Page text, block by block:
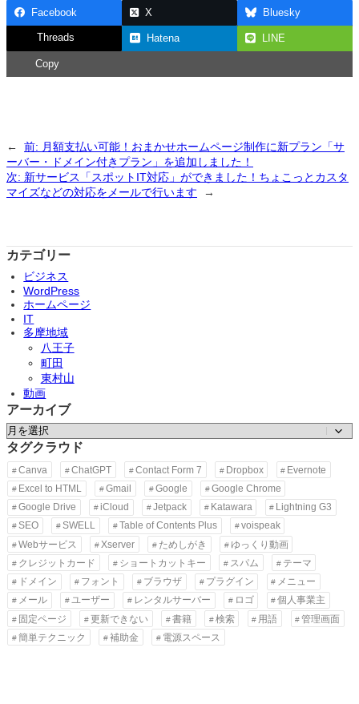
Facebook X Bluesky
Threads Hatena LINE
Copy
← 前: 月額支払い可能！おまかせホームページ制作に新プラン「サ
ーバー・ドメイン付きプラン」を追加しました！
次: 新サービス「スポットIT対応」ができました！ちょこっとカスタ
マイズなどの対応をメールで行います
→
カテゴリー
ビジネス
WordPress
ホームページ
IT
多摩地域
八王子
町田
東村山
動画
アーカイブ
ア
ー
カ
イ
ブ
タグクラウド
Canva ChatGPT Contact Form 7 Dropbox
Evernote
Excel to HTML
Gmail Google
Google Chrome
Google Drive
iCloud Jetpack Katawara
Lightning G3
SEO
SWELL Table of Contents Plus
voispeak
Webサービス
Xserver ためしがき
ゆっくり動画
クレジットカード
ショートカットキー スパム
テーマ
ドメイン
フォント ブラウザ プラグイン
メニュー
メール
ユーザー レンタルサーバー ロゴ
個人事業主
固定ページ
更新できない 書籍 検索 用語
管理画面
簡単テクニック
補助金 電源スペース